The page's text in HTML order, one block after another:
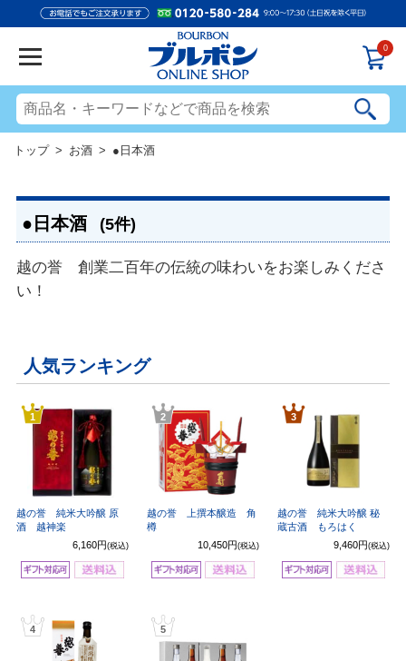
0
トップ> お酒 > ●日本酒
●日本酒 (5件)
越の誉 創業二百年の伝統の味わいをお楽しみくださ
い！
人気ランキング
1
越の誉 純米大吟醸 原
酒 越神楽
6,160円 (税込)
2
越の誉 上撰本醸造 角
樽
10,450円 (税込)
3
越の誉 純米大吟醸 秘
蔵古酒 もろはく
9,460円(税込)
4 5